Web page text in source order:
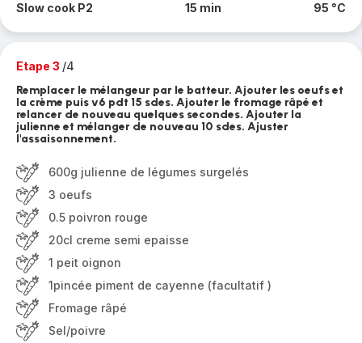
Slow cook P2 15 min 95 °C
Etape 3 /4
Remplacer le mélangeur par le batteur. Ajouter les oeufs et
la crème puis v6 pdt 15 sdes. Ajouter le fromage râpé et
relancer de nouveau quelques secondes. Ajouter la
julienne et mélanger de nouveau 10 sdes. Ajuster
l'assaisonnement.
600g julienne de légumes surgelés
3 oeufs
0.5 poivron rouge
20cl creme semi epaisse
1 peit oignon
1pincée piment de cayenne (facultatif )
Fromage râpé
Sel/poivre